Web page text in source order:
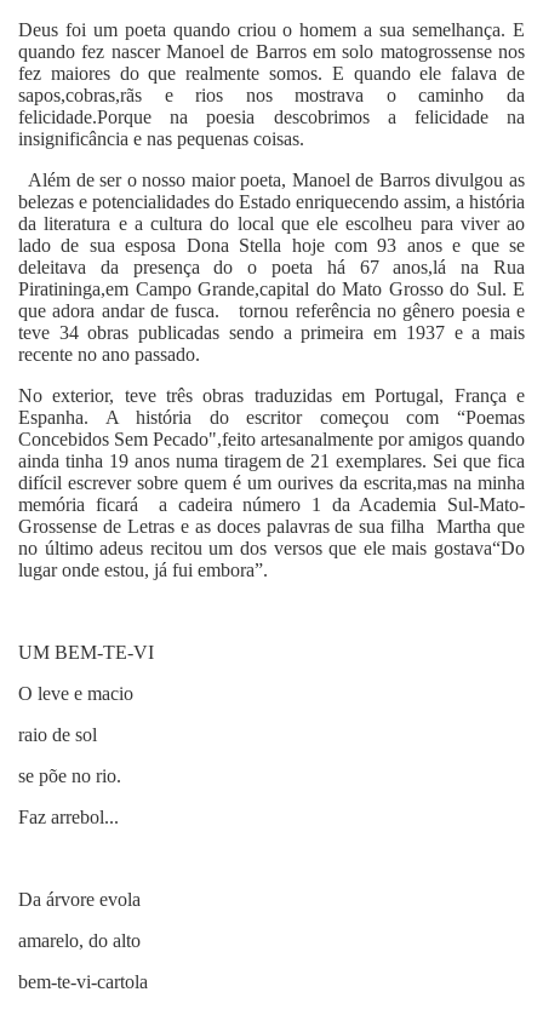
Deus foi um poeta quando criou o homem a sua semelhança. E
quando fez nascer Manoel de Barros em solo matogrossense nos
fez maiores do que realmente somos. E quando ele falava de
sapos,cobras,rãs e rios nos mostrava o caminho da
felicidade.Porque na poesia descobrimos a felicidade na
insignificância e nas pequenas coisas.
Além de ser o nosso maior poeta, Manoel de Barros divulgou as
belezas e potencialidades do Estado enriquecendo assim, a história
da literatura e a cultura do local que ele escolheu para viver ao
lado de sua esposa Dona Stella hoje com 93 anos e que se
deleitava da presença do o poeta há 67 anos,lá na Rua
Piratininga,em Campo Grande,capital do Mato Grosso do Sul. E
que adora andar de fusca. tornou referência no gênero poesia e
teve 34 obras publicadas sendo a primeira em 1937 e a mais
recente no ano passado.
No exterior, teve três obras traduzidas em Portugal, França e
Espanha. A história do escritor começou com “Poemas
Concebidos Sem Pecado",feito artesanalmente por amigos quando
ainda tinha 19 anos numa tiragem de 21 exemplares. Sei que fica
difícil escrever sobre quem é um ourives da escrita,mas na minha
memória ficará a cadeira número 1 da Academia Sul-Mato-
Grossense de Letras e as doces palavras de sua filha Martha que
no último adeus recitou um dos versos que ele mais gostava“Do
lugar onde estou, já fui embora”.
UM BEM-TE-VI
O leve e macio
raio de sol
se põe no rio.
Faz arrebol...
Da árvore evola
amarelo, do alto
bem-te-vi-cartola